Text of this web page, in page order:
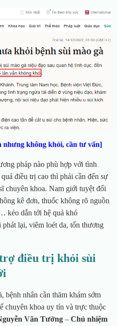
nhưng không khỏi, cần tư vấn]
pháp nào phù hợp với tình
điều trị cao thì phải cần đến sự
chuyên khoa. Nam giới tuyệt đối
kê đơn, thuốc không rõ nguồn
kẻo dẫn tới hệ quả khó
lại, viêm loét da, tổn thương
điều trị khỏi sùi
bệnh nhân cần thăm khám sớm
chuyên khoa uy tín và trực thuộc
Văn Tường – Chủ nhiệm